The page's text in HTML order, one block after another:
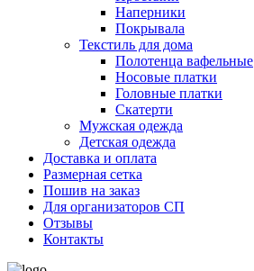
Наперники
Покрывала
Текстиль для дома
Полотенца вафельные
Носовые платки
Головные платки
Скатерти
Мужская одежда
Детская одежда
Доставка и оплата
Размерная сетка
Пошив на заказ
Для организаторов СП
Отзывы
Контакты